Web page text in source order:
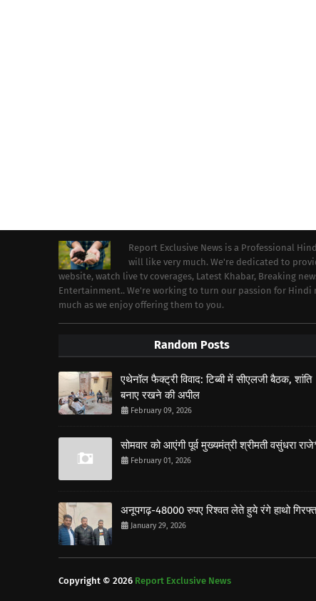
Report Exclusive News is a Professional
will like very much. We're dedicated to
website, watch live tv coverages, Latest Khabar, Breaking
Entertainment.. We're working to turn our passion for
much as we enjoy offering them to you.
Random Posts
एथेनॉल फैक्ट्री विवाद: टिब्बी में सीएलजी बैठक, शांति
बनाए रखने की अपील
February 09, 2026
सोमवार को आएंगी पूर्व मुख्यमंत्री श्रीमती वसुंधरा
February 01, 2026
अनूपगढ़-48000 रुपए रिश्वत लेते हुये रंगे हाथो
January 29, 2026
Copyright © 2026 Report Exclusive News